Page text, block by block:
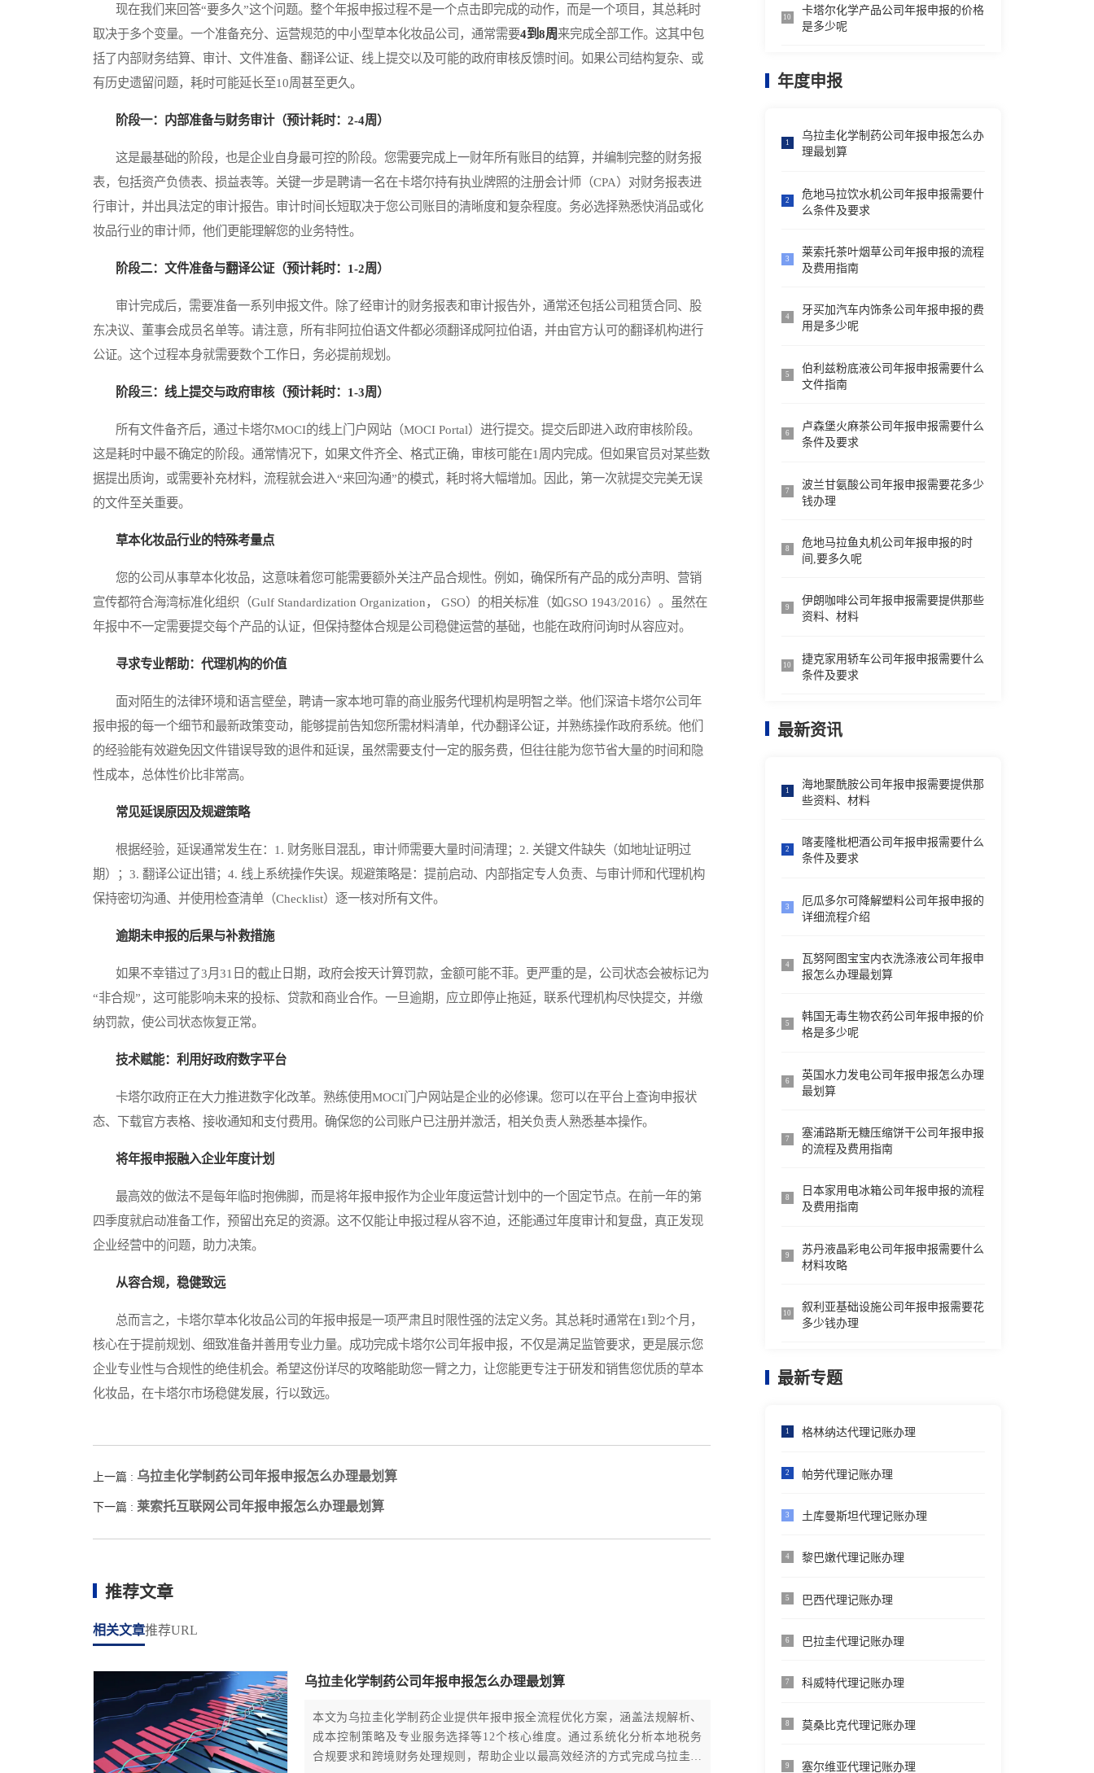
现在我们来回答“要多久”这个问题。整个年报申报过程不是一个点击即完成的动作，而是一个项目，其总耗时
取决于多个变量。一个准备充分、运营规范的中小型草本化妆品公司，通常需要4到8周来完成全部工作。这其中包
括了内部财务结算、审计、文件准备、翻译公证、线上提交以及可能的政府审核反馈时间。如果公司结构复杂、或
有历史遗留问题，耗时可能延长至10周甚至更久。
阶段一：内部准备与财务审计（预计耗时：2-4周）
这是最基础的阶段，也是企业自身最可控的阶段。您需要完成上一财年所有账目的结算，并编制完整的财务报
表，包括资产负债表、损益表等。关键一步是聘请一名在卡塔尔持有执业牌照的注册会计师（CPA）对财务报表进
行审计，并出具法定的审计报告。审计时间长短取决于您公司账目的清晰度和复杂程度。务必选择熟悉快消品或化
妆品行业的审计师，他们更能理解您的业务特性。
阶段二：文件准备与翻译公证（预计耗时：1-2周）
审计完成后，需要准备一系列申报文件。除了经审计的财务报表和审计报告外，通常还包括公司租赁合同、股
东决议、董事会成员名单等。请注意，所有非阿拉伯语文件都必须翻译成阿拉伯语，并由官方认可的翻译机构进行
公证。这个过程本身就需要数个工作日，务必提前规划。
阶段三：线上提交与政府审核（预计耗时：1-3周）
所有文件备齐后，通过卡塔尔MOCI的线上门户网站（MOCI Portal）进行提交。提交后即进入政府审核阶段。
这是耗时中最不确定的阶段。通常情况下，如果文件齐全、格式正确，审核可能在1周内完成。但如果官员对某些数
据提出质询，或需要补充材料，流程就会进入“来回沟通”的模式，耗时将大幅增加。因此，第一次就提交完美无误
的文件至关重要。
草本化妆品行业的特殊考量点
您的公司从事草本化妆品，这意味着您可能需要额外关注产品合规性。例如，确保所有产品的成分声明、营销
宣传都符合海湾标准化组织（Gulf Standardization Organization， GSO）的相关标准（如GSO 1943/2016）。虽然在
年报中不一定需要提交每个产品的认证，但保持整体合规是公司稳健运营的基础，也能在政府问询时从容应对。
寻求专业帮助：代理机构的价值
面对陌生的法律环境和语言壁垒，聘请一家本地可靠的商业服务代理机构是明智之举。他们深谙卡塔尔公司年
报申报的每一个细节和最新政策变动，能够提前告知您所需材料清单，代办翻译公证，并熟练操作政府系统。他们
的经验能有效避免因文件错误导致的退件和延误，虽然需要支付一定的服务费，但往往能为您节省大量的时间和隐
性成本，总体性价比非常高。
常见延误原因及规避策略
根据经验，延误通常发生在：1. 财务账目混乱，审计师需要大量时间清理；2. 关键文件缺失（如地址证明过
期）；3. 翻译公证出错；4. 线上系统操作失误。规避策略是：提前启动、内部指定专人负责、与审计师和代理机构
保持密切沟通、并使用检查清单（Checklist）逐一核对所有文件。
逾期未申报的后果与补救措施
如果不幸错过了3月31日的截止日期，政府会按天计算罚款，金额可能不菲。更严重的是，公司状态会被标记为
“非合规”，这可能影响未来的投标、贷款和商业合作。一旦逾期，应立即停止拖延，联系代理机构尽快提交，并缴
纳罚款，使公司状态恢复正常。
技术赋能：利用好政府数字平台
卡塔尔政府正在大力推进数字化改革。熟练使用MOCI门户网站是企业的必修课。您可以在平台上查询申报状
态、下载官方表格、接收通知和支付费用。确保您的公司账户已注册并激活，相关负责人熟悉基本操作。
将年报申报融入企业年度计划
最高效的做法不是每年临时抱佛脚，而是将年报申报作为企业年度运营计划中的一个固定节点。在前一年的第
四季度就启动准备工作，预留出充足的资源。这不仅能让申报过程从容不迫，还能通过年度审计和复盘，真正发现
企业经营中的问题，助力决策。
从容合规，稳健致远
总而言之，卡塔尔草本化妆品公司的年报申报是一项严肃且时限性强的法定义务。其总耗时通常在1到2个月，
核心在于提前规划、细致准备并善用专业力量。成功完成卡塔尔公司年报申报，不仅是满足监管要求，更是展示您
企业专业性与合规性的绝佳机会。希望这份详尽的攻略能助您一臂之力，让您能更专注于研发和销售您优质的草本
化妆品，在卡塔尔市场稳健发展，行以致远。
上一篇 : 乌拉圭化学制药公司年报申报怎么办理最划算
下一篇 : 莱索托互联网公司年报申报怎么办理最划算
推荐文章
相关文章推荐URL
乌拉圭化学制药公司年报申报怎么办理最划算
本文为乌拉圭化学制药企业提供年报申报全流程优化方案，涵盖法规解析、
成本控制策略及专业服务选择等12个核心维度。通过系统化分析本地税务
合规要求和跨境财务处理规则，帮助企业以最高效经济的方式完成乌拉圭公
10
卡塔尔化学产品公司年报申报的价格
是多少呢
年度申报
1
乌拉圭化学制药公司年报申报怎么办
理最划算
2
危地马拉饮水机公司年报申报需要什
么条件及要求
3
莱索托茶叶烟草公司年报申报的流程
及费用指南
4
牙买加汽车内饰条公司年报申报的费
用是多少呢
5
伯利兹粉底液公司年报申报需要什么
文件指南
6
卢森堡火麻茶公司年报申报需要什么
条件及要求
7
波兰甘氨酸公司年报申报需要花多少
钱办理
8
危地马拉鱼丸机公司年报申报的时
间,要多久呢
9
伊朗咖啡公司年报申报需要提供那些
资料、材料
10
捷克家用轿车公司年报申报需要什么
条件及要求
最新资讯
1
海地聚酰胺公司年报申报需要提供那
些资料、材料
2
喀麦隆枇杷酒公司年报申报需要什么
条件及要求
3
厄瓜多尔可降解塑料公司年报申报的
详细流程介绍
4
瓦努阿图宝宝内衣洗涤液公司年报申
报怎么办理最划算
5
韩国无毒生物农药公司年报申报的价
格是多少呢
6
英国水力发电公司年报申报怎么办理
最划算
7
塞浦路斯无糖压缩饼干公司年报申报
的流程及费用指南
8
日本家用电冰箱公司年报申报的流程
及费用指南
9
苏丹液晶彩电公司年报申报需要什么
材料攻略
10
叙利亚基础设施公司年报申报需要花
多少钱办理
最新专题
1 格林纳达代理记账办理
2 帕劳代理记账办理
3 土库曼斯坦代理记账办理
4 黎巴嫩代理记账办理
5 巴西代理记账办理
6 巴拉圭代理记账办理
7 科威特代理记账办理
8 莫桑比克代理记账办理
9 塞尔维亚代理记账办理